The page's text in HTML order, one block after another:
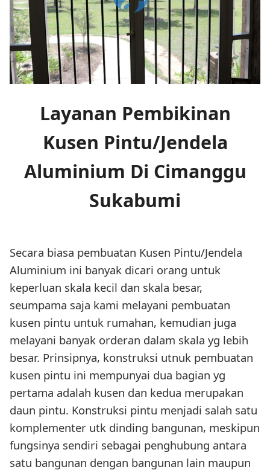
Layanan Pembikinan
Kusen Pintu/Jendela
Aluminium Di Cimanggu
Sukabumi
Secara biasa pembuatan Kusen Pintu/Jendela
Aluminium ini banyak dicari orang untuk
keperluan skala kecil dan skala besar,
seumpama saja kami melayani pembuatan
kusen pintu untuk rumahan, kemudian juga
melayani banyak orderan dalam skala yg lebih
besar. Prinsipnya, konstruksi utnuk pembuatan
kusen pintu ini mempunyai dua bagian yg
pertama adalah kusen dan kedua merupakan
daun pintu. Konstruksi pintu menjadi salah satu
komplementer utk dinding bangunan, meskipun
fungsinya sendiri sebagai penghubung antara
satu bangunan dengan bangunan lain maupun